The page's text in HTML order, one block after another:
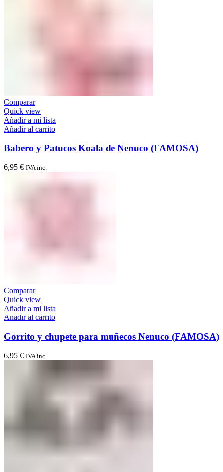
Comparar
Quick view
Añadir a mi lista
Añadir al carrito
Babero y Patucos Koala de Nenuco (FAMOSA)
6,95 € IVA inc.
Comparar
Quick view
Añadir a mi lista
Añadir al carrito
Gorrito y chupete para muñecos Nenuco (FAMOSA)
6,95 € IVA inc.